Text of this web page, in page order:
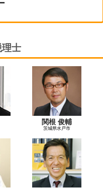
理士
関根 俊輔
茨城県水戸市